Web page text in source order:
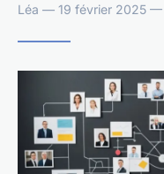
Léa — 19 février 2025 —